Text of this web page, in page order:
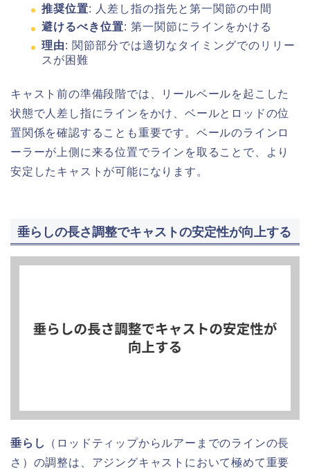
推奨位置: 人差し指の指先と第一関節の中間
避けるべき位置: 第一関節にラインをかける
理由: 関節部分では適切なタイミングでのリリー
スが困難
キャスト前の準備段階では、リールベールを起こした
状態で人差し指にラインをかけ、ベールとロッドの位
置関係を確認することも重要です。ベールのラインロ
ーラーが上側に来る位置でラインを取ることで、より
安定したキャストが可能になります。
垂らしの長さ調整でキャストの安定性が向上する
垂らし
（ロッドティップからルアーまでのラインの長
さ）の調整は、アジングキャストにおいて極めて重要